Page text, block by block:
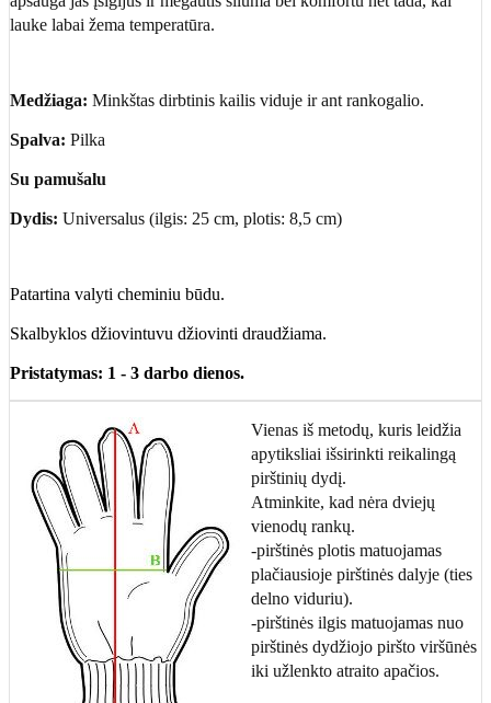
lauke labai žema temperatūra.
Medžiaga: Minkštas dirbtinis kailis viduje ir ant rankogalio.
Spalva: Pilka
Su pamušalu
Dydis: Universalus (ilgis: 25 cm, plotis: 8,5 cm)
Patartina valyti cheminiu būdu.
Skalbyklos džiovintuvu džiovinti draudžiama.
Pristatymas: 1 - 3 darbo dienos.
Vienas iš metodų, kuris leidžia
apytiksliai išsirinkti reikalingą
pirštinių dydį.
Atminkite, kad nėra dviejų
vienodų rankų.
-pirštinės plotis matuojamas
plačiausioje pirštinės dalyje (ties
delno viduriu).
-pirštinės ilgis matuojamas nuo
pirštinės dydžiojo piršto viršūnės
iki užlenkto atraito apačios.